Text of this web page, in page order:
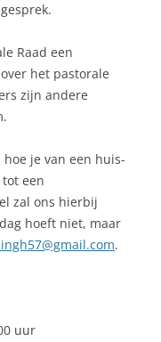
Raad een
het pastorale
zijn andere
je van een huis-
een
zal ons hierbij
hoeft niet, maar
.
uur